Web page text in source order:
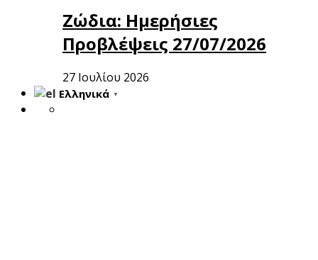
Ζώδια: Ημερήσιες
Προβλέψεις 27/07/2026
27 Ιουλίου 2026
Ελληνικά ▼